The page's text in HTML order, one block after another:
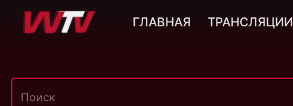
ГЛАВНАЯ ТРАНСЛЯЦИИ